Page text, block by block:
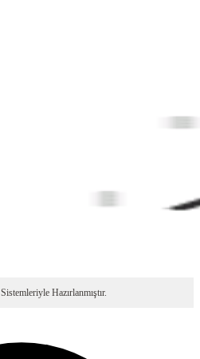
Sistemleriyle Hazırlanmıştır.